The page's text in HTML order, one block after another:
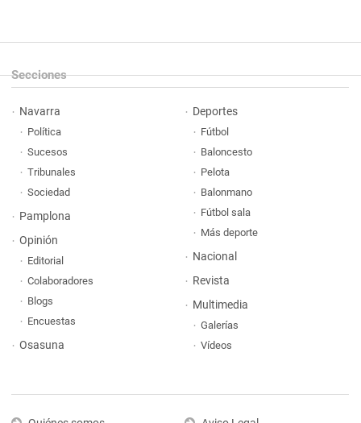
Secciones
Navarra
Política
Sucesos
Tribunales
Sociedad
Pamplona
Opinión
Editorial
Colaboradores
Blogs
Encuestas
Osasuna
Deportes
Fútbol
Baloncesto
Pelota
Balonmano
Fútbol sala
Más deporte
Nacional
Revista
Multimedia
Galerías
Vídeos